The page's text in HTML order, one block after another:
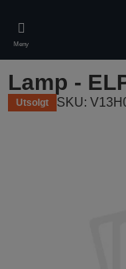
main
content
Meny
Lamp -
Utsolgt SKU: